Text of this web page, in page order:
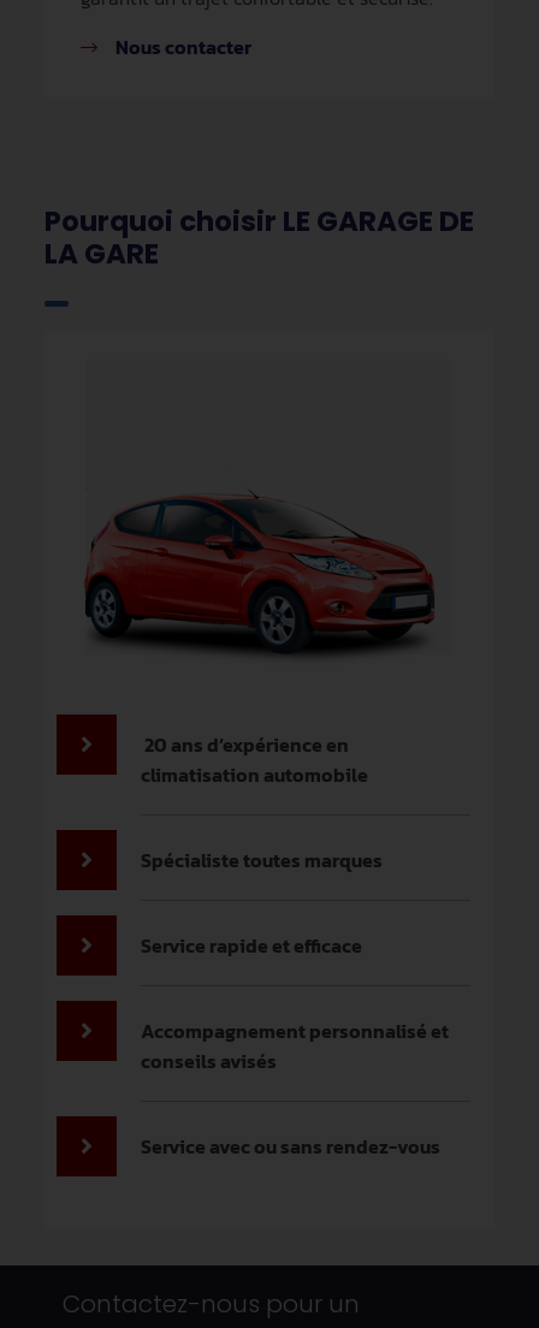
Nous contacter
Pourquoi choisir LE GARAGE DE
LA GARE
20 ans d’expérience en
climatisation automobile
Spécialiste toutes marques
Service rapide et efficace
Accompagnement personnalisé et
conseils avisés
Service avec ou sans rendez-vous
Contactez-nous pour un